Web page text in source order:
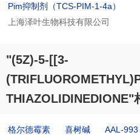
Pim抑制剂（TCS-PIM-1-4a）
上海泽叶生物科技有限公司
"(5Z)-5-[[3-
THIAZOLIDINEDIONE"
格尔德霉素 喜树碱
AAL-993